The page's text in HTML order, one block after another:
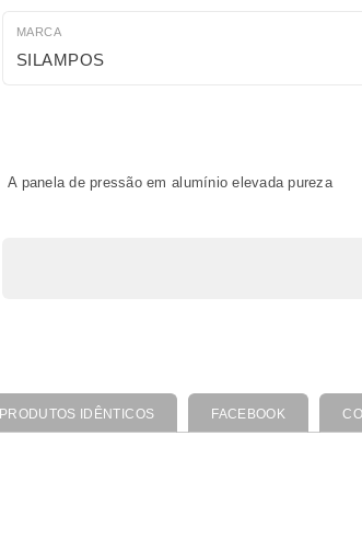
MARCA
SILAMPOS
A panela de pressão em alumínio elevada pureza
PRODUTOS IDÊNTICOS FACEBOOK